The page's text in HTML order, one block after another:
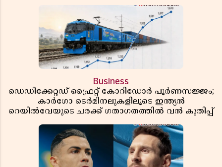
Business
ഡെഡിക്കേറ്റഡ് ഫ്രൈറ്റ് കോറിഡോർ പൂർണസജ്ജം;
കാർഗോ ടെർമിനലുകളിലൂടെ ഇന്ത്യൻ
റെയിൽവേയുടെ ചരക്ക് ഗതാഗതത്തിൽ വൻ കുതിപ്പ്